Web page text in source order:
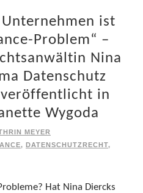
Unternehmen ist
Problem“ –
Nina
Datenschutz
in
Wygoda
MEYER
, DATENSCHUTZRECHT,
Hat Nina Diercks